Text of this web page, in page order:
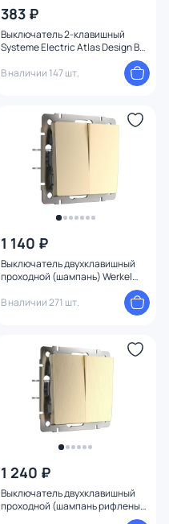
383 ₽
Выключатель 2-клавишный
Systeme Electric Atlas Design BD-
В наличии 147 шт.
1 140 ₽
Выключатель двухклавишный
проходной (шампань) Werkel
В наличии 271 шт.
1 240 ₽
Выключатель двухклавишный
проходной (шампань рифленый)